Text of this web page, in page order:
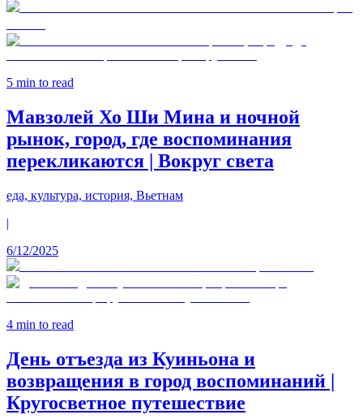
5 min to read
Мавзолей Хо Ши Мина и ночной
рынок, город, где воспоминания
перекликаются | Вокруг света
еда, культура, история, Вьетнам
|
6/12/2025
4 min to read
День отъезда из Куиньона и
возвращения в город воспоминаний |
Кругосветное путешествие